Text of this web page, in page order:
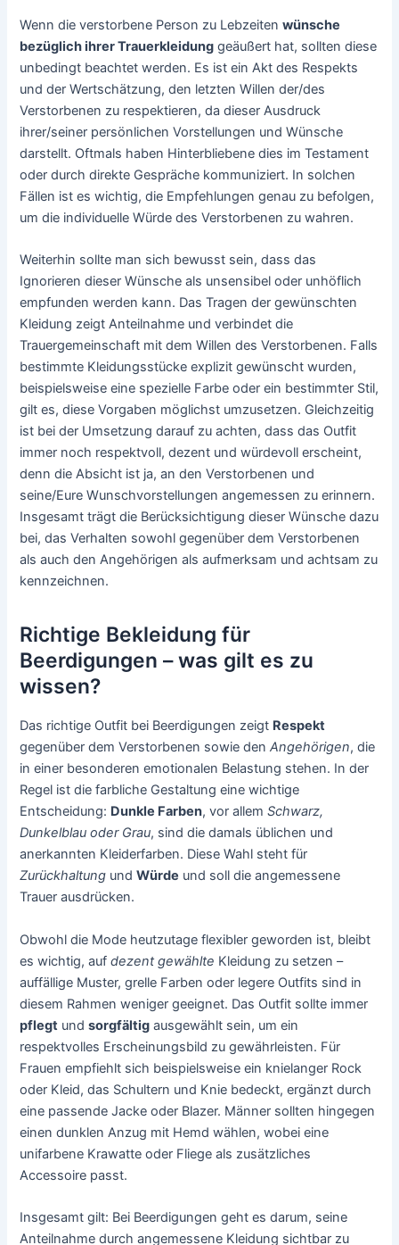
Wenn die verstorbene Person zu Lebzeitenwünsche
bezüglich ihrer Trauerkleidung geäußert hat, sollten diese
unbedingt beachtet werden. Es ist ein Akt des Respekts
und der Wertschätzung, den letzten Willen der/des
Verstorbenen zu respektieren, da dieser Ausdruck
ihrer/seiner persönlichen Vorstellungen und Wünsche
darstellt. Oftmals haben Hinterbliebene dies im Testament
oder durch direkte Gespräche kommuniziert. In solchen
Fällen ist es wichtig, die Empfehlungen genau zu befolgen,
um die individuelle Würde des Verstorbenen zu wahren.
Weiterhin sollte man sich bewusst sein, dass das
Ignorieren dieser Wünsche als unsensibel oder unhöflich
empfunden werden kann. Das Tragen der gewünschten
Kleidung zeigt Anteilnahme und verbindet die
Trauergemeinschaft mit dem Willen des Verstorbenen. Falls
bestimmte Kleidungsstücke explizit gewünscht wurden,
beispielsweise eine spezielle Farbe oder ein bestimmter Stil,
gilt es, diese Vorgaben möglichst umzusetzen. Gleichzeitig
ist bei der Umsetzung darauf zu achten, dass das Outfit
immer noch respektvoll, dezent und würdevoll erscheint,
denn die Absicht ist ja, an den Verstorbenen und
seine/Eure Wunschvorstellungen angemessen zu erinnern.
Insgesamt trägt die Berücksichtigung dieser Wünsche dazu
bei, das Verhalten sowohl gegenüber dem Verstorbenen
als auch den Angehörigen als aufmerksam und achtsam zu
kennzeichnen.
Richtige Bekleidung für
Beerdigungen – was gilt es zu
wissen?
Das richtige Outfit bei Beerdigungen zeigt Respekt
gegenüber dem Verstorbenen sowie denAngehörigen, die
in einer besonderen emotionalen Belastung stehen. In der
Regel ist die farbliche Gestaltung eine wichtige
Entscheidung: Dunkle Farben, vor allemSchwarz,
Dunkelblau oder Grau, sind die damals üblichen und
anerkannten Kleiderfarben. Diese Wahl steht für
Zurückhaltung undWürde und soll die angemessene
Trauer ausdrücken.
Obwohl die Mode heutzutage flexibler geworden ist, bleibt
es wichtig, aufdezent gewählte Kleidung zu setzen –
auffällige Muster, grelle Farben oder legere Outfits sind in
diesem Rahmen weniger geeignet. Das Outfit sollte immer
pflegt undsorgfältig ausgewählt sein, um ein
respektvolles Erscheinungsbild zu gewährleisten. Für
Frauen empfiehlt sich beispielsweise ein knielanger Rock
oder Kleid, das Schultern und Knie bedeckt, ergänzt durch
eine passende Jacke oder Blazer. Männer sollten hingegen
einen dunklen Anzug mit Hemd wählen, wobei eine
unifarbene Krawatte oder Fliege als zusätzliches
Accessoire passt.
Insgesamt gilt: Bei Beerdigungen geht es darum, seine
Anteilnahme durch angemessene Kleidung sichtbar zu